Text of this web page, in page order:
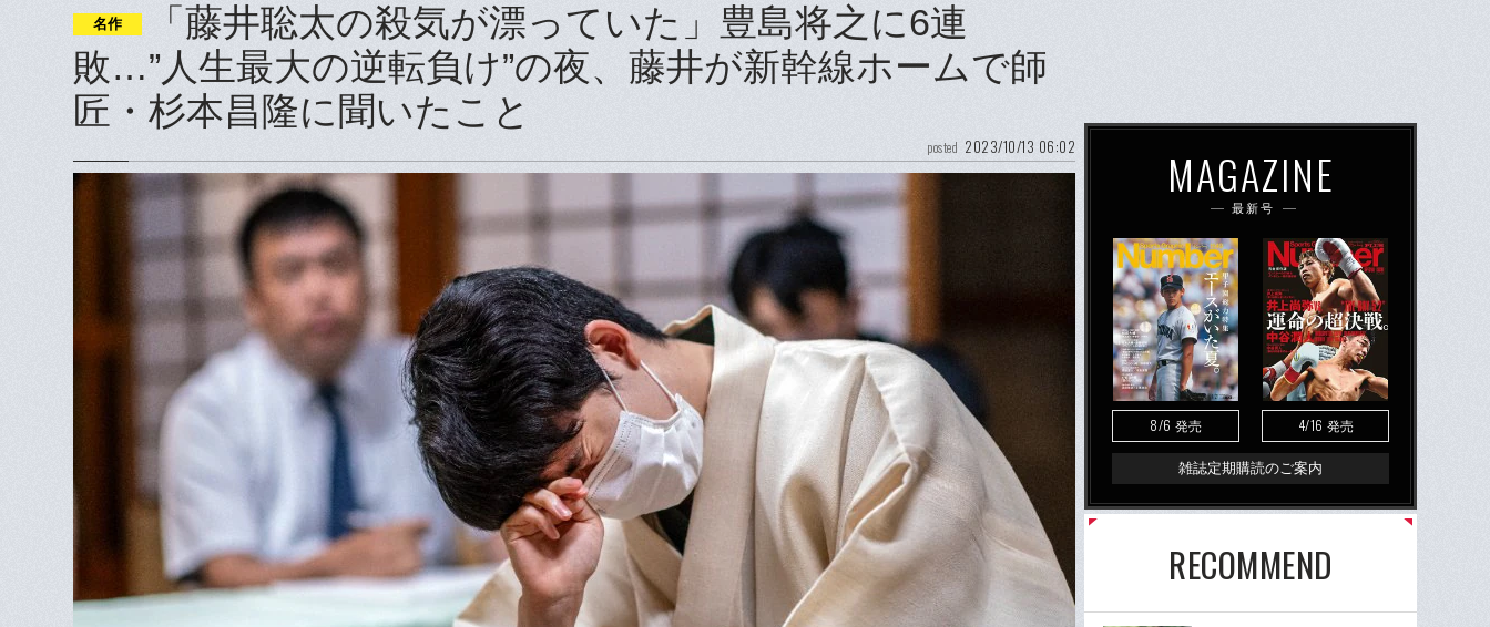
名作
「藤井聡太の殺気が漂っていた」豊島将之に6連
敗…”人生最大の逆転負け”の夜、藤井が新幹線ホームで師
匠・杉本昌隆に聞いたこと
posted 2023/10/13 06:02 MAGAZINE
最新号
8/6 発売 4/16 発売
雑誌定期購読のご案内
RECOMMEND